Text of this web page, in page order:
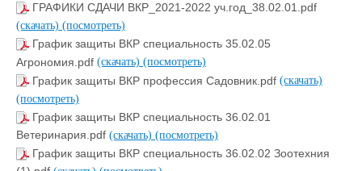
ГРАФИКИ СДАЧИ ВКР_2021-2022 уч.год_38.02.01.pdf
(скачать) (посмотреть)
График защиты ВКР специальность 35.02.05
Агрономия.pdf (скачать) (посмотреть)
График защиты ВКР профессия Садовник.pdf (скачать)
(посмотреть)
График защиты ВКР специальность 36.02.01
Ветеринария.pdf (скачать) (посмотреть)
График защиты ВКР специальность 36.02.02 Зоотехния